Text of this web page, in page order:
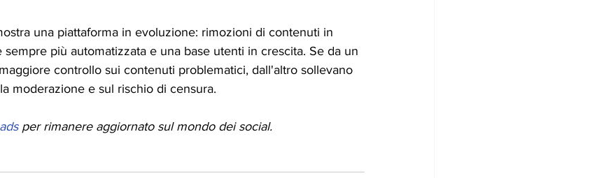
una piattaforma in evoluzione: rimozioni di contenuti in
più automatizzata e una base utenti in crescita. Se da un
controllo sui contenuti problematici, dall'altro sollevano
moderazione e sul rischio di censura.
per rimanere aggiornato sul mondo dei social.